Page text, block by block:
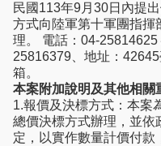
民國113年9月30日內提
方式向陸軍第十軍團指揮
理。 電話：04-
25816379、地址：
箱。
本案附加說明及其他相關
1.報價及決標方式：本案
總價決標方式辦理，並依
定，以實作數量計價付